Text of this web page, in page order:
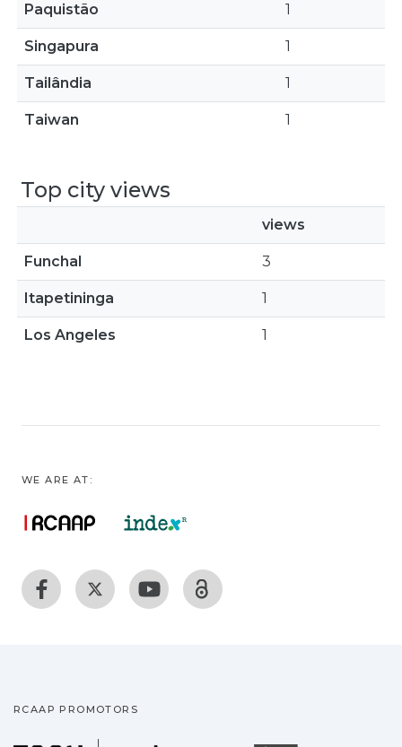
Paquistão 1
Singapura 1
Tailândia 1
Taiwan 1
Top city views
views
Funchal 3
Itapetininga 1
Los Angeles 1
WE ARE AT:
RCAAP PROMOTORS